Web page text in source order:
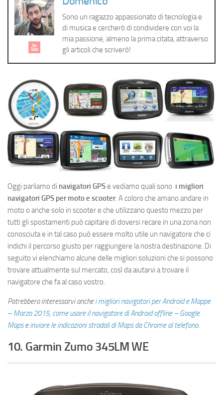
Cerca
Sono un ragazzo appassionato di tecnologia e
di musica e cercherò di condividere con voi la
mia passione, almeno la prima citata, attraverso
gli articoli che scriverò!
Oggi parliamo di navigatori GPSe vediamo quali sono i migliori
navigatori GPS per moto e scooter. A coloro che amano andare in
moto o anche solo in scooter e che utilizzano questo mezzo per
tutti gli spostamenti può capitare di doversi recare in una zona non
conosciuta e in tal caso può essere molto utile un navigatore che ci
indichi il percorso giusto per raggiungere la nostra destinazione. Di
seguito vi elenchiamo alcune delle migliori soluzioni che si possono
trovare attualmente sul mercato, così da aiutarvi a trovare il
navigatore che fa al caso vostro.
Potrebbero interessarvi anchei migliori navigatori per Android e Mappe
– Marzo 2015, come usare il navigatore di Android offline – Google
Mapseinviare le indicazioni stradali di Maps da Chrome al telefono.
10. Garmin Zumo 345LM WE